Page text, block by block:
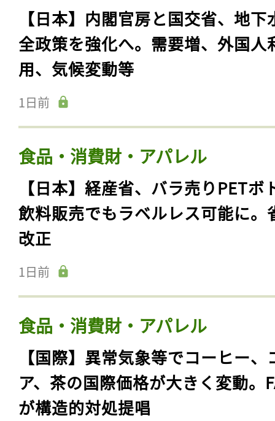
【日本】内閣官房と国交省、地下
全政策を強化へ。需要増、外国人
用、気候変動等
1日前
食品・消費財・アパレル
【日本】経産省、バラ売りPETボ
飲料販売でもラベルレス可能に。
改正
1日前
食品・消費財・アパレル
【国際】異常気象等でコーヒー、
ア、茶の国際価格が大きく変動。
が構造的対処提唱